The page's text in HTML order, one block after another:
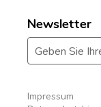
Newsletter
Impressum